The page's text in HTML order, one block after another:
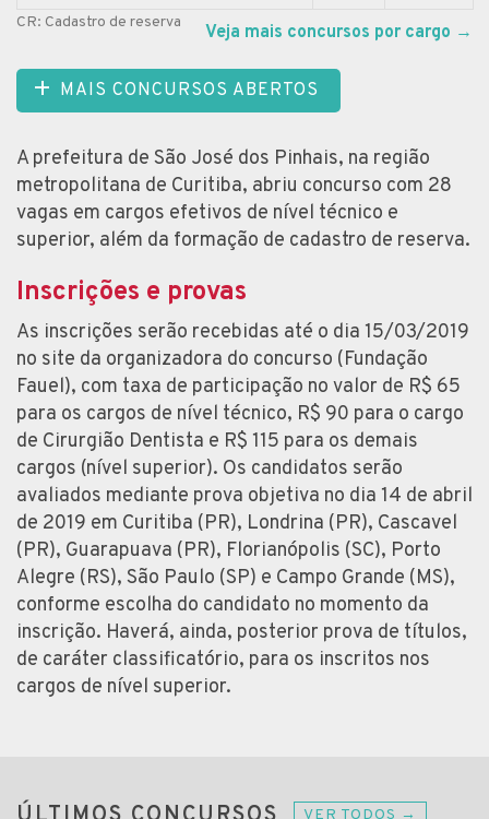
CR: Cadastro de reserva Veja mais concursos por cargo →
MAIS CONCURSOS ABERTOS
A prefeitura de São José dos Pinhais, na região
metropolitana de Curitiba, abriu concurso com 28
vagas em cargos efetivos de nível técnico e
superior, além da formação de cadastro de reserva.
Inscrições e provas
As inscrições serão recebidas até o dia 15/03/2019
no site da organizadora do concurso (Fundação
Fauel), com taxa de participação no valor de R$ 65
para os cargos de nível técnico, R$ 90 para o cargo
de Cirurgião Dentista e R$ 115 para os demais
cargos (nível superior). Os candidatos serão
avaliados mediante prova objetiva no dia 14 de abril
de 2019 em Curitiba (PR), Londrina (PR), Cascavel
(PR), Guarapuava (PR), Florianópolis (SC), Porto
Alegre (RS), São Paulo (SP) e Campo Grande (MS),
conforme escolha do candidato no momento da
inscrição. Haverá, ainda, posterior prova de títulos,
de caráter classificatório, para os inscritos nos
cargos de nível superior.
VER TODOS →